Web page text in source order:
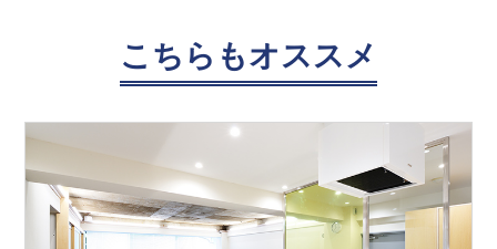
こちらもオススメ